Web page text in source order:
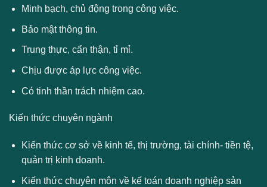
Minh bạch, chủ động trong công việc.
Bảo mật thông tin.
Trung thực, cẩn thận, tỉ mỉ.
Chịu được áp lực công việc.
Có tinh thần trách nhiệm cao.
Kiến thức chuyên ngành
Kiến thức cơ sở về kinh tế, thị trường, tài chính- tiền tệ,
quản trị kinh doanh.
Kiến thức chuyên môn về kế toán doanh nghiệp sản